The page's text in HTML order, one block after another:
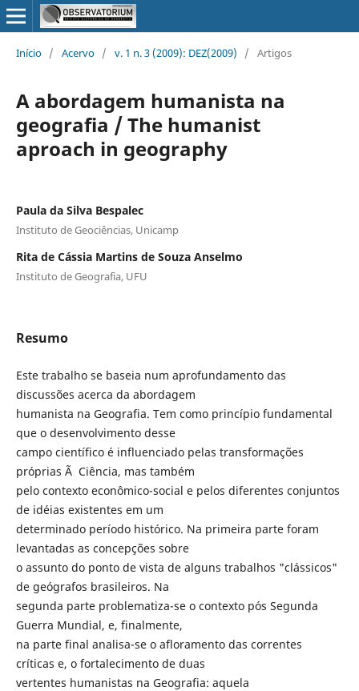
Início / Acervo / v. 1 n. 3 (2009): DEZ(2009) / Artigos
A abordagem humanista na
geografia / The humanist
aproach in geography
Paula da Silva Bespalec
Instituto de Geociências, Unicamp
Rita de Cássia Martins de Souza Anselmo
Instituto de Geografia, UFU
Resumo
Este trabalho se baseia num aprofundamento das
discussões acerca da abordagem
humanista na Geografia. Tem como princípio fundamental
que o desenvolvimento desse
campo científico é influenciado pelas transformações
próprias Ã Ciência, mas também
pelo contexto econômico-social e pelos diferentes conjuntos
de idéias existentes em um
determinado período histórico. Na primeira parte foram
levantadas as concepções sobre
o assunto do ponto de vista de alguns trabalhos "clássicos"
de geógrafos brasileiros. Na
segunda parte problematiza-se o contexto pós Segunda
Guerra Mundial, e, finalmente,
na parte final analisa-se o afloramento das correntes
críticas e, o fortalecimento de duas
vertentes humanistas na Geografia: aquela